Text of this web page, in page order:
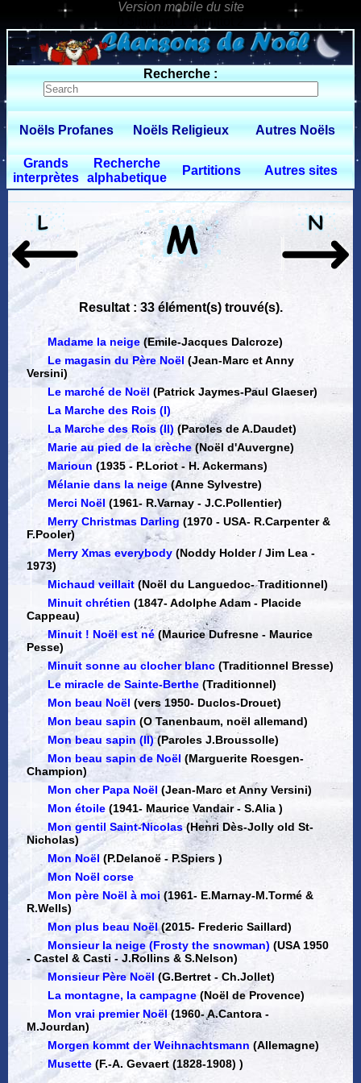
0 $limitbot 1 $limittot 2
Recherche :
Noëls Profanes Noëls Religieux Autres Noëls
Grands
interprètes
Recherche
alphabetique
Partitions Autres sites
Resultat : 33 élément(s) trouvé(s).
Madame la neige (Emile-Jacques Dalcroze)
Le magasin du Père Noël (Jean-Marc et Anny
Versini)
Le marché de Noël (Patrick Jaymes-Paul Glaeser)
La Marche des Rois (I)
La Marche des Rois (II) (Paroles de A.Daudet)
Marie au pied de la crèche (Noël d'Auvergne)
Marioun (1935-P.Loriot - H. Ackermans)
Mélanie dans la neige (Anne Sylvestre)
Merci Noël (1961-R.Varnay - J.C.Pollentier)
Merry Christmas Darling (1970 - USA- R.Carpenter &
F.Pooler)
Merry Xmas everybody (Noddy Holder / Jim Lea -
1973)
Michaud veillait (Noël du Languedoc-Traditionnel)
Minuit chrétien (1847-Adolphe Adam - Placide
Cappeau)
Minuit ! Noël est né (Maurice Dufresne - Maurice
Pesse)
Minuit sonne au clocher blanc (Traditionnel Bresse)
Le miracle de Sainte-Berthe (Traditionnel)
Mon beau Noël (vers 1950- Duclos-Drouet)
Mon beau sapin (O Tanenbaum, noël allemand)
Mon beau sapin (II) (Paroles J.Broussolle)
Mon beau sapin de Noël (Marguerite Roesgen-
Champion)
Mon cher Papa Noël (Jean-Marc et Anny Versini)
Mon étoile (1941- Maurice Vandair - S.Alia )
Mon gentil Saint-Nicolas(Henri Dès-Jolly old St-
Nicholas)
Mon Noël(P.Delanoë - P.Spiers )
Mon Noël corse
Mon père Noël à moi (1961- E.Marnay-M.Tormé &
R.Wells)
Mon plus beau Noël (2015-Frederic Saillard)
Monsieur la neige (Frosty the snowman) (USA 1950
-Castel & Casti - J.Rollins & S.Nelson)
Monsieur Père Noël (G.Bertret - Ch.Jollet)
La montagne, la campagne (Noël de Provence)
Mon vrai premier Noël (1960-A.Cantora -
M.Jourdan)
Morgen kommt der Weihnachtsmann (Allemagne)
Musette(F.-A. Gevaert (1828-1908) )